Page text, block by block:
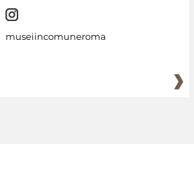
museiincomuneroma